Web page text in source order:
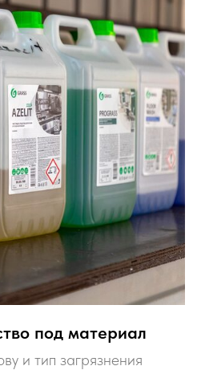
под материал
и тип загрязнения